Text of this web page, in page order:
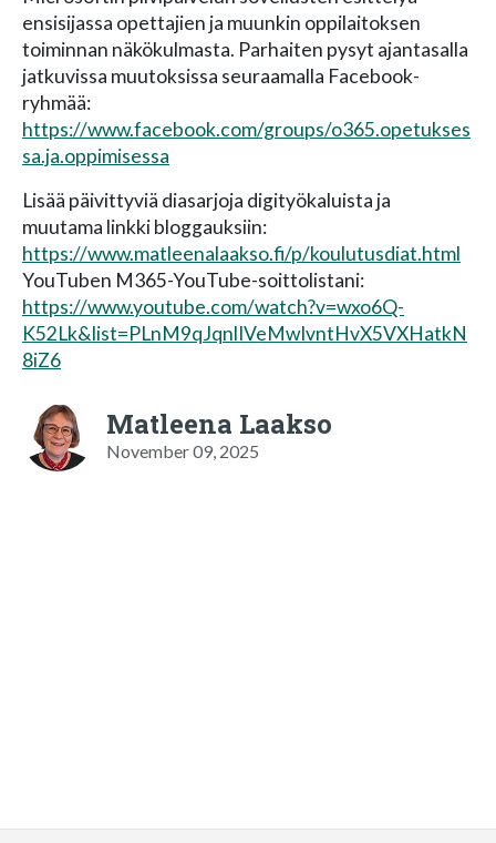
ensisijassa opettajien ja muunkin oppilaitoksen
toiminnan näkökulmasta. Parhaiten pysyt ajantasalla
jatkuvissa muutoksissa seuraamalla Facebook-
ryhmää:
https://www.facebook.com/groups/o365.opetukses
sa.ja.oppimisessa
Lisää päivittyviä diasarjoja digityökaluista ja
muutama linkki bloggauksiin:
https://www.matleenalaakso.fi/p/koulutusdiat.html
YouTuben M365-YouTube-soittolistani:
https://www.youtube.com/watch?v=wxo6Q-
K52Lk&list=PLnM9qJqnlIVeMwIvntHvX5VXHatkN
8iZ6
Matleena Laakso
November 09, 2025